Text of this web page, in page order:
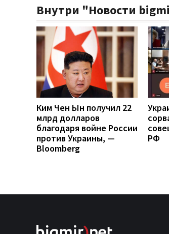
Внутри "Новости
Ким Чен Ын получил 22
млрд долларов
благодаря войне России
против Украины, —
Bloomberg
РФ